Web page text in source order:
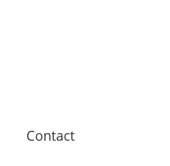
Contact